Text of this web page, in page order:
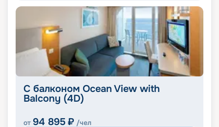
С балконом Ocean View with
Balcony (4D)
от 94 895 ₽ /чел